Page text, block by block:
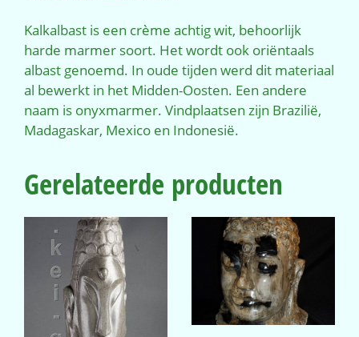
Kalkalbast is een crème achtig wit, behoorlijk
harde marmer soort. Het wordt ook oriëntaals
albast genoemd. In oude tijden werd dit materiaal
al bewerkt in het Midden-Oosten. Een andere
naam is onyxmarmer. Vindplaatsen zijn Brazilië,
Madagaskar, Mexico en Indonesië.
Gerelateerde producten